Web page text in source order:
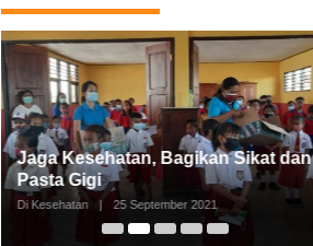
Jaga Kesehatan, Bagikan Sikat dan
Pasta Gigi
Di Kesehatan | 25 September 2021